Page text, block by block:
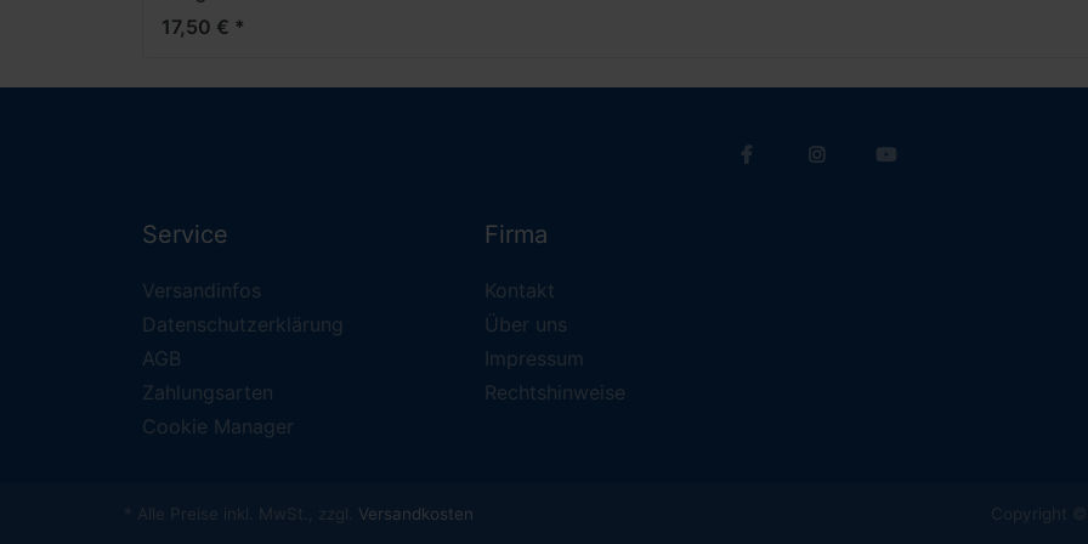
17,50 € *
Service
Versandinfos
Datenschutzerklärung
AGB
Zahlungsarten
Cookie Manager
Firma
Kontakt
Über uns
Impressum
Rechtshinweise
* Alle Preise inkl. MwSt., zzgl. Versandkosten Copyright ©